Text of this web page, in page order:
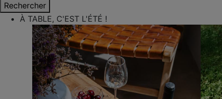
Rechercher
À TABLE, C'EST L'ÉTÉ !